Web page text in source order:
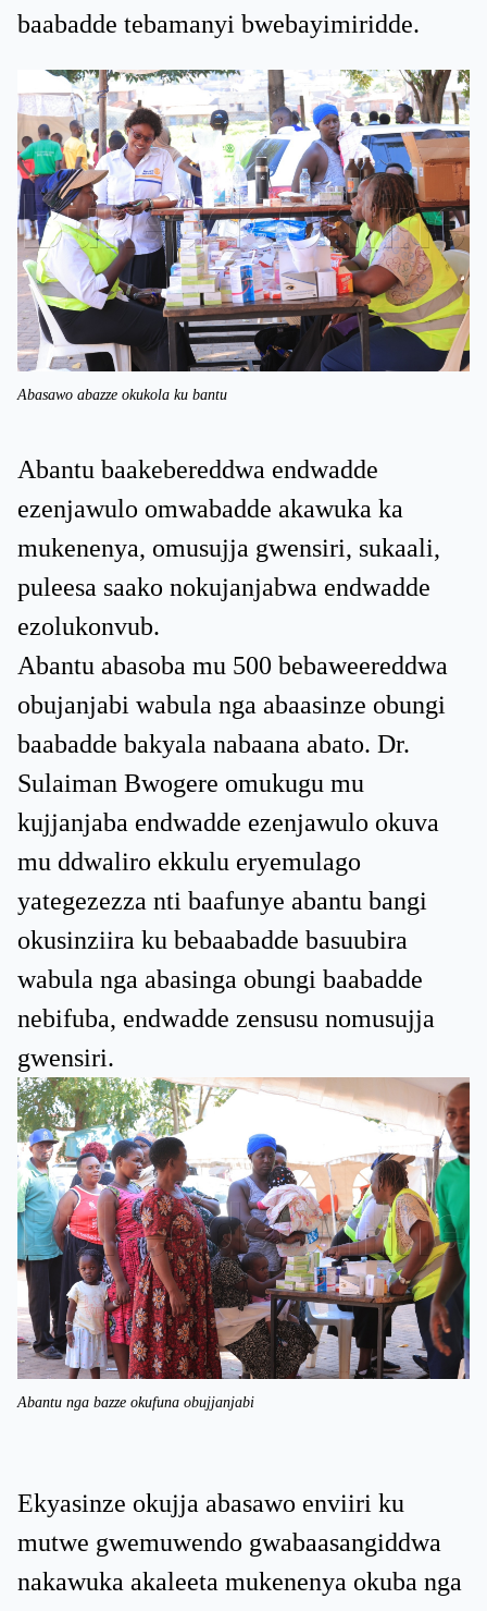
baabadde tebamanyi bwebayimiridde.
Abasawo abazze okukola ku bantu
Abantu baakebereddwa endwadde
ezenjawulo omwabadde akawuka ka
mukenenya, omusujja gwensiri, sukaali,
puleesa saako nokujanjabwa endwadde
ezolukonvub.
Abantu abasoba mu 500 bebaweereddwa
obujanjabi wabula nga abaasinze obungi
baabadde bakyala nabaana abato. Dr.
Sulaiman Bwogere omukugu mu
kujjanjaba endwadde ezenjawulo okuva
mu ddwaliro ekkulu eryemulago
yategezezza nti baafunye abantu bangi
okusinziira ku bebaabadde basuubira
wabula nga abasinga obungi baabadde
nebifuba, endwadde zensusu nomusujja
gwensiri.
Abantu nga bazze okufuna obujjanjabi
Ekyasinze okujja abasawo enviiri ku
mutwe gwemuwendo gwabaasangiddwa
nakawuka akaleeta mukenenya okuba nga